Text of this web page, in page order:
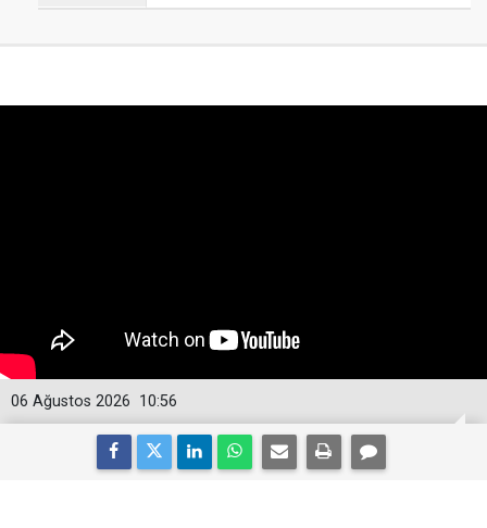
10:56
06 Ağustos 2026